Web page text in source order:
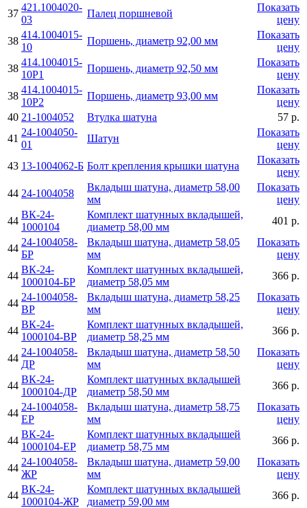
37
421.1004020-
03
Палец поршневой
Показать
цену
38
414.1004015-
10
Поршень, диаметр 92,00 мм
Показать
цену
38
414.1004015-
10Р1
Поршень, диаметр 92,50 мм
Показать
цену
38
414.1004015-
10Р2
Поршень, диаметр 93,00 мм
Показать
цену
40 21-1004052 Втулка шатуна
57 р.
41
24-1004050-
01
Шатун
Показать
цену
43 13-1004062-Б Болт крепления крышки шатуна
Показать
цену
44 24-1004058
Вкладыш шатуна, диаметр 58,00
мм
Показать
цену
44
ВК-24-
1000104
Комплект шатунных вкладышей,
диаметр 58,00 мм
401 р.
44
24-1004058-
БР
Вкладыш шатуна, диаметр 58,05
мм
Показать
цену
44
ВК-24-
1000104-БР
Комплект шатунных вкладышей,
диаметр 58,05 мм
366 р.
44
24-1004058-
ВР
Вкладыш шатуна, диаметр 58,25
мм
Показать
цену
44
ВК-24-
1000104-ВР
Комплект шатунных вкладышей,
диаметр 58,25 мм
366 р.
44
24-1004058-
ДР
Вкладыш шатуна, диаметр 58,50
мм
Показать
цену
44
ВК-24-
1000104-ДР
Комплект шатунных вкладышей
диаметр 58,50 мм
366 р.
44
24-1004058-
ЕР
Вкладыш шатуна, диаметр 58,75
мм
Показать
цену
44
ВК-24-
1000104-ЕР
Комплект шатунных вкладышей
диаметр 58,75 мм
366 р.
44
24-1004058-
ЖР
Вкладыш шатуна, диаметр 59,00
мм
Показать
цену
44
ВК-24-
1000104-ЖР
Комплект шатунных вкладышей
диаметр 59,00 мм
366 р.